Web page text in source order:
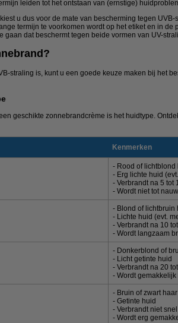
leiden tot het ontstaan van (ernstige)
u dus voor de mate van bescherming tegen
termijn te voorkomen wordt op het etiket en in
gaan dat beschermt tegen beide vormen van UV-
straling is, kunt u een goede keuze maken bij het
geschikte zonnebrandcrème is het huidtype.
Kenmerken
- Rood of lichtblond
- Erg lichte huid
- Verbrandt na 5 tot
- Wordt niet tot
- Blond of lichtbruin
- Lichte huid (evt.
- Verbrandt na 10
- Wordt langzaam
- Donkerblond of
- Licht getinte huid
- Verbrandt na 20
- Wordt gemakkelijk
- Bruin of zwart
- Getinte huid
- Verbrandt niet snel
- Wordt erg